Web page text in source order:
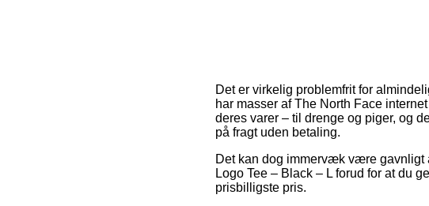
Det er virkelig problemfrit for
har masser af The North Face
deres varer – til drenge og piger, og
på fragt uden betaling.
Det kan dog immervæk være gavnligt
Logo Tee – Black – L forud for at du
prisbilligste pris.